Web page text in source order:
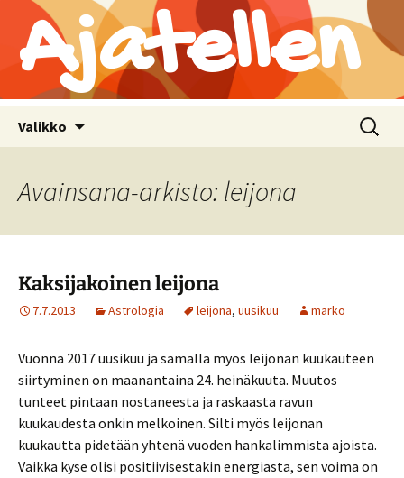
Ajatellen
Valikko Haku:
Avainsana-arkisto: leijona
Kaksijakoinen leijona
7.7.2013 Astrologia leijona, uusikuu marko
Vuonna 2017 uusikuu ja samalla myös leijonan kuukauteen
siirtyminen on maanantaina 24. heinäkuuta. Muutos
tunteet pintaan nostaneesta ja raskaasta ravun
kuukaudesta onkin melkoinen. Silti myös leijonan
kuukautta pidetään yhtenä vuoden hankalimmista ajoista.
Vaikka kyse olisi positiivisestakin energiasta, sen voima on